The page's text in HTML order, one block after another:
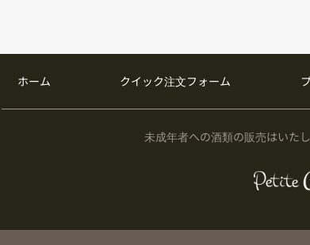
ホーム クイック注文フォーム
未成年者への酒類の販売はいた